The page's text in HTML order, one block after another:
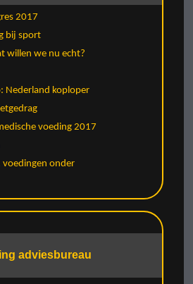
2017
bij sport
willen we nu echt?
Nederland koploper
voeding 2017
voedingen onder
adviesbureau